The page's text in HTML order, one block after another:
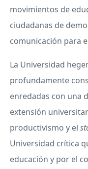
movimientos de
ciudadanas de
comunicación para
La Universidad
profundamente
enredadas con una
extensión
productivismo y el
Universidad crítica
educación y por el